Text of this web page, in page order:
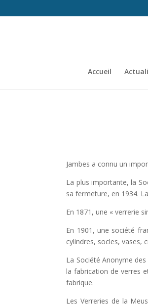
Accueil
Jambes a connu un
La plus importante, la
sa fermeture, en 1934.
En 1871, une « verrerie
En 1901, une société
cylindres, socles, vases,
La Société Anonyme
la fabrication de verres
fabrique.
Les Verreries de la